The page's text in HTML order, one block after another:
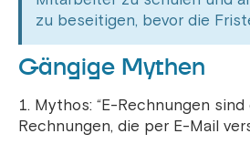
zu beseitigen, bevor die
Gängige Mythen
Mythos: “E-Rechnungen
Rechnungen, die per E-Mail